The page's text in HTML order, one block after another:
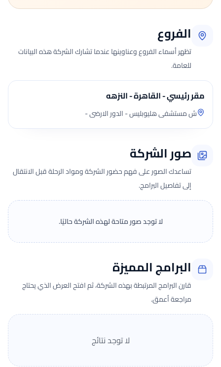
الفروع
تظهر أسماء الفروع وعناوينها عندما تشارك الشركة هذه البيانات
للعامة.
مقر رئيسي - القاهرة - النزهه
ش مستشفى هليوبليس - الدور الارضى -
صور الشركة
تساعدك الصور على فهم حضور الشركة ومواد الرحلة قبل الانتقال
إلى تفاصيل البرامج.
لا توجد صور متاحة لهذه الشركة حاليًا.
البرامج المميزة
قارن البرامج المرتبطة بهذه الشركة، ثم افتح العرض الذي يحتاج
مراجعة أعمق.
لا توجد نتائج